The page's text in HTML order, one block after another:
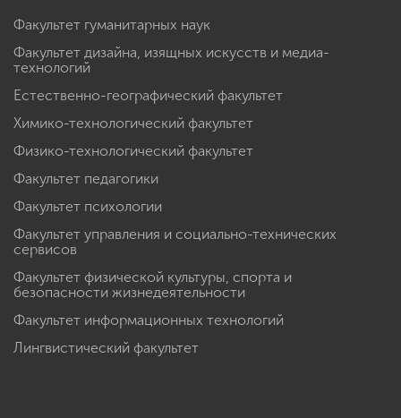
Факультет гуманитарных наук
Факультет дизайна, изящных искусств и медиа-
технологий
Естественно-географический факультет
Химико-технологический факультет
Физико-технологический факультет
Факультет педагогики
Факультет психологии
Факультет управления и социально-технических
сервисов
Факультет физической культуры, спорта и
безопасности жизнедеятельности
Факультет информационных технологий
Лингвистический факультет